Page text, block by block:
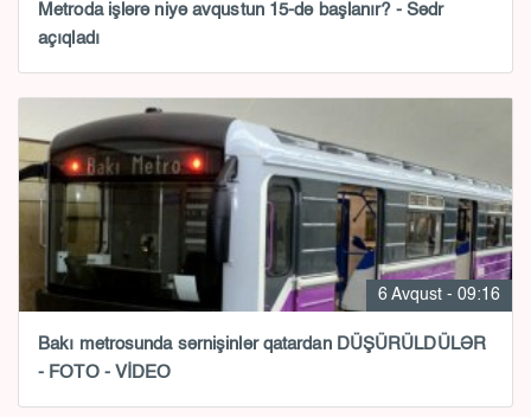
Metroda işlərə niyə avqustun 15-də başlanır? - Sədr
açıqladı
6 Avqust - 09:16
Bakı metrosunda sərnişinlər qatardan DÜŞÜRÜLDÜLƏR
- FOTO - VİDEO